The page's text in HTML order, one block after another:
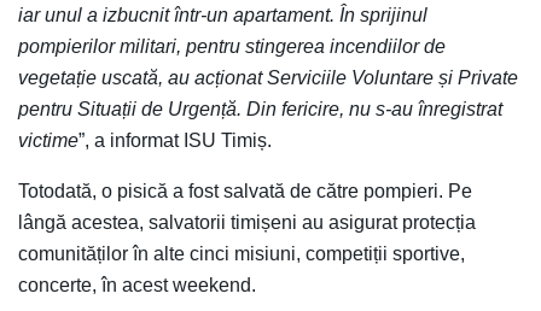
iar unul a izbucnit într-un apartament. În sprijinul
pompierilor militari, pentru stingerea incendiilor de
vegetație uscată, au acționat Serviciile Voluntare și Private
pentru Situații de Urgență. Din fericire, nu s-au înregistrat
victime”, a informat ISU Timiș.
Totodată, o pisică a fost salvată de către pompieri. Pe
lângă acestea, salvatorii timișeni au asigurat protecția
comunităților în alte cinci misiuni, competiții sportive,
concerte, în acest weekend.